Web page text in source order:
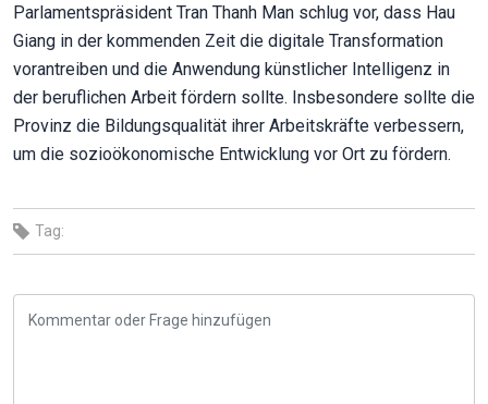
Parlamentspräsident Tran Thanh Man schlug vor, dass Hau
Giang in der kommenden Zeit die digitale Transformation
vorantreiben und die Anwendung künstlicher Intelligenz in
der beruflichen Arbeit fördern sollte. Insbesondere sollte die
Provinz die Bildungsqualität ihrer Arbeitskräfte verbessern,
um die sozioökonomische Entwicklung vor Ort zu fördern.
Tag: